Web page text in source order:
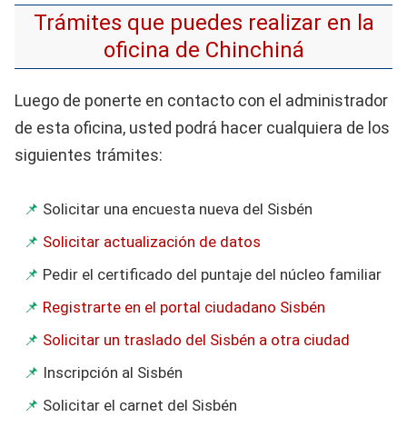
Trámites que puedes realizar en la
oficina de Chinchiná
Luego de ponerte en contacto con el administrador
de esta oficina, usted podrá hacer cualquiera de los
siguientes trámites:
Solicitar una encuesta nueva del Sisbén
Solicitar actualización de datos
Pedir el certificado del puntaje del núcleo familiar
Registrarte en el portal ciudadano Sisbén
Solicitar un traslado del Sisbén a otra ciudad
Inscripción al Sisbén
Solicitar el carnet del Sisbén